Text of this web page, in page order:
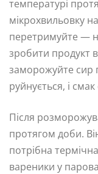
температурі
мікрохвильовку
перетримуйте —
зробити продукт
заморожуйте сир
руйнується, і
Після
протягом доби.
потрібна
вареники у